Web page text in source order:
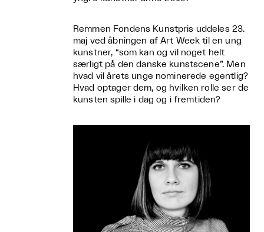
Remmen Fondens Kunstpris uddeles 23.
maj ved åbningen af Art Week til en ung
kunstner, “som kan og vil noget helt
særligt på den danske kunstscene”. Men
hvad vil årets unge nominerede egentlig?
Hvad optager dem, og hvilken rolle ser de
kunsten spille i dag og i fremtiden?